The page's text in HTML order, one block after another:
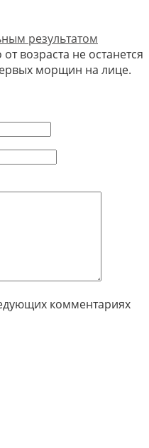
результатом
возраста не останется
морщин на лице.
комментариях